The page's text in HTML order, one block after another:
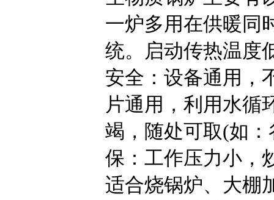
一炉多用在供暖同
统。启动传热温度
安全：设备通用，
片通用，利用水循
竭，随处可取(如
保：工作压力小，
适合烧锅炉、大棚